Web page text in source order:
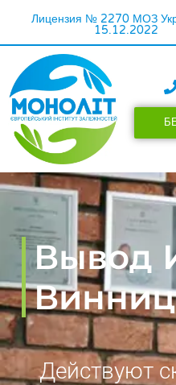
Лицензия № 2270 МОЗ
15.12.2022
Вывод
Действуют